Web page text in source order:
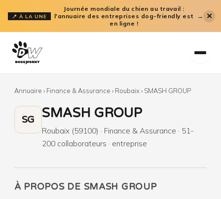
au
contenu
📍 À LA UNE
Journée mondiale du chien au travail :
l'annuaire des entreprises dog-friendly est
en ligne !
→ ✕
Annuaire › Finance & Assurance › Roubaix › SMASH GROUP
SG SMASH GROUP
Roubaix (59100) · Finance & Assurance · 51-
200 collaborateurs · entreprise
À PROPOS DE SMASH GROUP